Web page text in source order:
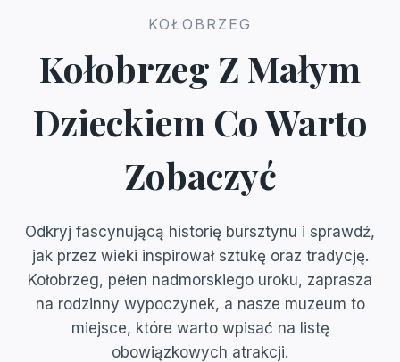
KOŁOBRZEG
Kołobrzeg Z Małym
Dzieckiem Co Warto
Zobaczyć
Odkryj fascynującą historię bursztynu i sprawdź,
jak przez wieki inspirował sztukę oraz tradycję.
Kołobrzeg, pełen nadmorskiego uroku, zaprasza
na rodzinny wypoczynek, a nasze muzeum to
miejsce, które warto wpisać na listę
obowiązkowych atrakcji.